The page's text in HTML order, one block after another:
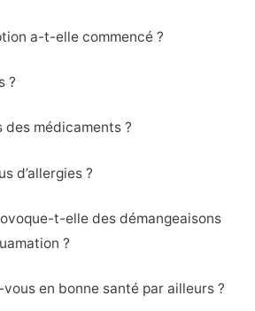
a-t-elle commencé ?
?
des médicaments ?
d’allergies ?
t-elle des démangeaisons
?
en bonne santé par ailleurs ?